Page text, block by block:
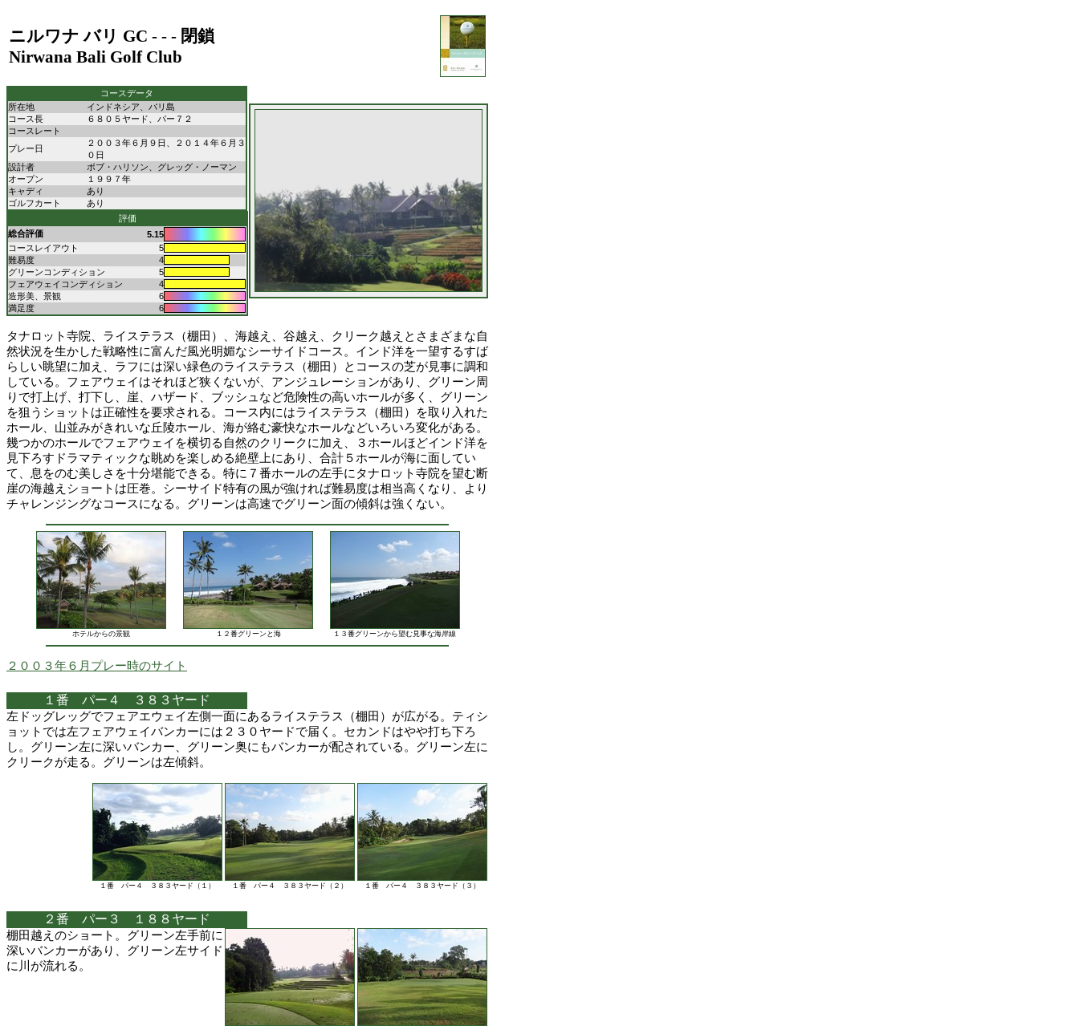
ニルワナ バリ GC - - - 閉鎖
Nirwana Bali Golf Club
コースデータ
所在地
インドネシア、バリ島
コース長
６８０５ヤード、パー７２
コースレート
プレー日
２００３年６月９日、２０１４年６月３
０日
設計者
ボブ・ハリソン、グレッグ・ノーマン
オープン
１９９７年
キャディ
あり
ゴルフカート
あり
評価
総合評価
5.15
コースレイアウト
5
難易度
4
グリーンコンディション
5
フェアウェイコンディション
4
造形美、景観
6
満足度
6
タナロット寺院、ライステラス（棚田）、海越え、谷越え、クリーク越えとさまざまな自
然状況を生かした戦略性に富んだ風光明媚なシーサイドコース。インド洋を一望するすば
らしい眺望に加え、ラフには深い緑色のライステラス（棚田）とコースの芝が見事に調和
している。フェアウェイはそれほど狭くないが、アンジュレーションがあり、グリーン周
りで打上げ、打下し、崖、ハザード、ブッシュなど危険性の高いホールが多く、グリーン
を狙うショットは正確性を要求される。コース内にはライステラス（棚田）を取り入れた
ホール、山並みがきれいな丘陵ホール、海が絡む豪快なホールなどいろいろ変化がある。
幾つかのホールでフェアウェイを横切る自然のクリークに加え、３ホールほどインド洋を
見下ろすドラマティックな眺めを楽しめる絶壁上にあり、合計５ホールが海に面してい
て、息をのむ美しさを十分堪能できる。特に７番ホールの左手にタナロット寺院を望む断
崖の海越えショートは圧巻。シーサイド特有の風が強ければ難易度は相当高くなり、より
チャレンジングなコースになる。グリーンは高速でグリーン面の傾斜は強くない。
ホテルからの景観 １２番グリーンと海 １３番グリーンから望む見事な海岸線
２００３年６月プレー時のサイト
１番 パー４ ３８３ヤード
左ドッグレッグでフェアエウェイ左側一面にあるライステラス（棚田）が広がる。ティシ
ョットでは左フェアウェイバンカーには２３０ヤードで届く。セカンドはやや打ち下ろ
し。グリーン左に深いバンカー、グリーン奥にもバンカーが配されている。グリーン左に
クリークが走る。グリーンは左傾斜。
１番 パー４ ３８３ヤード（３）
１番 パー４ ３８３ヤード（２）
１番 パー４ ３８３ヤード（１）
２番 パー３ １８８ヤード
棚田越えのショート。グリーン左手前に
深いバンカーがあり、グリーン左サイド
に川が流れる。